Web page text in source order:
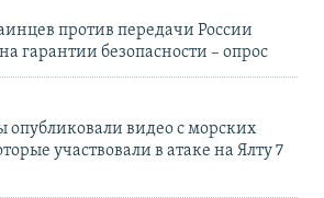
против передачи России
гарантии безопасности – опрос
видео с морских
участвовали в атаке на Ялту 7